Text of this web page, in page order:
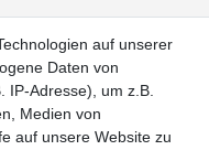
auf unserer
Daten von
IP-Adresse), um z.B.
Medien von
auf unsere Website zu